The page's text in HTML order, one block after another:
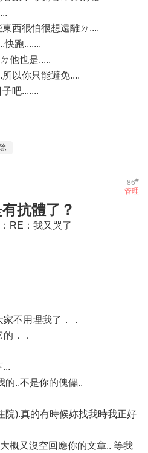
西很怕很想遠離ㄉ....
快跑.......
他也是.....
以你只能避免....
吧.......
86#
管理
抗體了？
RE：我又哭了
不用理我了．．
．．
的..不是你的傀儡..
院).真的有時候妳找我時我正好
概又沒空回應你的文章.. 等我